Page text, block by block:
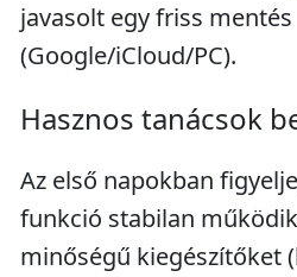
javasolt egy friss mentés
(Google/iCloud/PC).
Hasznos tanácsok
Az első napokban
funkció stabilan
minőségű kiegészítőket